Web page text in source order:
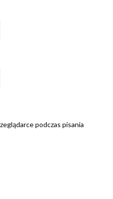
podczas pisania